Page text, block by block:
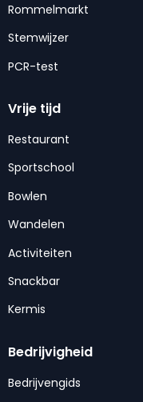
Rommelmarkt
Stemwijzer
PCR-test
Vrije tijd
Restaurant
Sportschool
Bowlen
Wandelen
Activiteiten
Snackbar
Kermis
Bedrijvigheid
Bedrijvengids